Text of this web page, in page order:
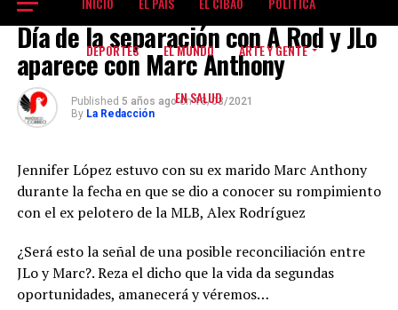
DEPORTES EL MUNDO ARTE Y GENTE
EN SALUD
ARTE Y GENTE
Día de la separación con A Rod y JLo
aparece con Marc Anthony
Published 5 años ago on 13/03/2021
By La Redacción
Jennifer López estuvo con su ex marido Marc Anthony
durante la fecha en que se dio a conocer su rompimiento
con el ex pelotero de la MLB, Alex Rodríguez
¿Será esto la señal de una posible reconciliación entre
JLo y Marc?. Reza el dicho que la vida da segundas
oportunidades, amanecerá y véremos…